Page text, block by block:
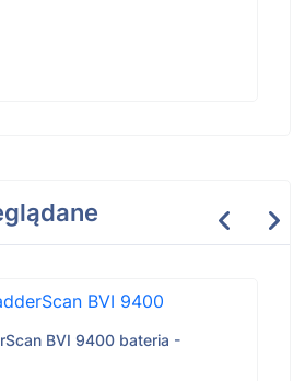
BVI 9400 bateria -